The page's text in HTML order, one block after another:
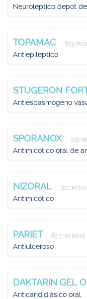
Neuroléptico depot
TOPAMAC 813
Antiepiléptico
STUGERON
Antiespasmógeno
SPORANOX 125
Antimicótico oral de
NIZORAL 311
Antimicótico
PARIET 653 lecturas
Antiulceroso
DAKTARIN GEL
Anticandidiásico oral